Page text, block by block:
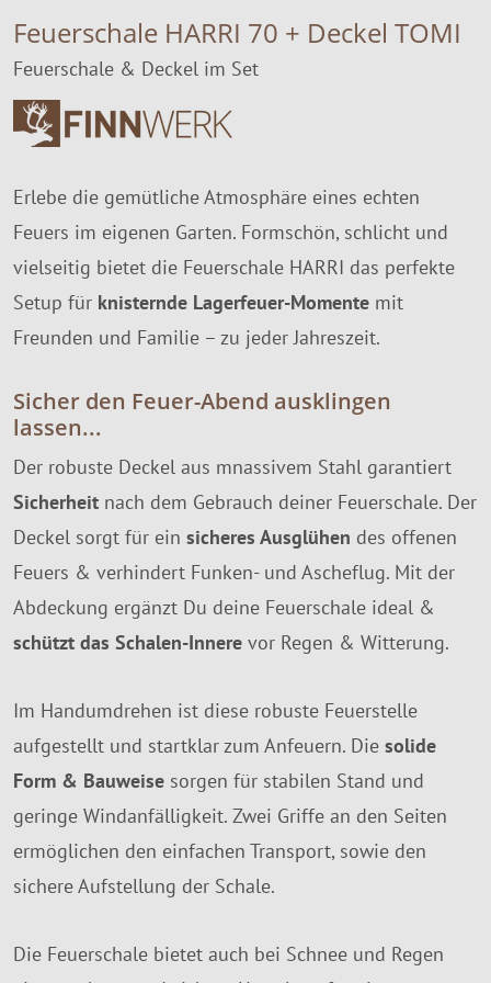
Feuerschale HARRI 70 + Deckel TOMI
Feuerschale & Deckel im Set
Erlebe die gemütliche Atmosphäre eines echten
Feuers im eigenen Garten. Formschön, schlicht und
vielseitig bietet die Feuerschale HARRI das perfekte
Setup für knisternde Lagerfeuer-Momente mit
Freunden und Familie – zu jeder Jahreszeit.
Sicher den Feuer-Abend ausklingen
lassen...
Der robuste Deckel aus mnassivem Stahl garantiert
Sicherheit nach dem Gebrauch deiner Feuerschale. Der
Deckel sorgt für ein sicheres Ausglühen des offenen
Feuers & verhindert Funken- und Ascheflug. Mit der
Abdeckung ergänzt Du deine Feuerschale ideal &
schützt das Schalen-Innere vor Regen & Witterung.
Im Handumdrehen ist diese robuste Feuerstelle
aufgestellt und startklar zum Anfeuern. Die solide
Form & Bauweise sorgen für stabilen Stand und
geringe Windanfälligkeit. Zwei Griffe an den Seiten
ermöglichen den einfachen Transport, sowie den
sichere Aufstellung der Schale.
Die Feuerschale bietet auch bei Schnee und Regen